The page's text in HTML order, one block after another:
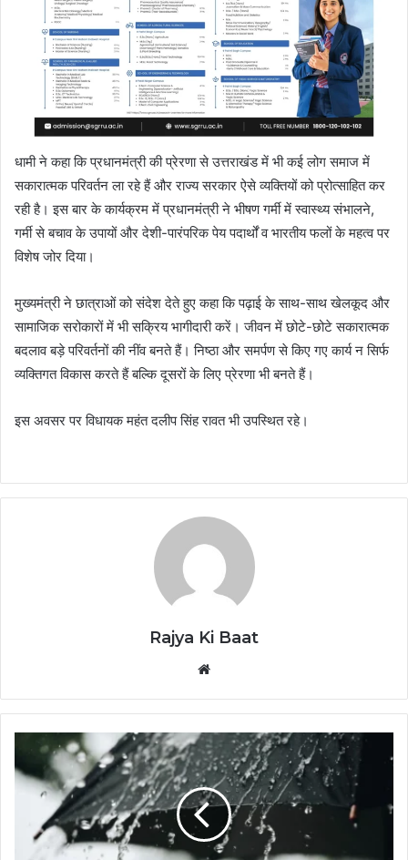
धामी ने कहा कि प्रधानमंत्री की प्रेरणा से उत्तराखंड में भी कई लोग समाज में
सकारात्मक परिवर्तन ला रहे हैं और राज्य सरकार ऐसे व्यक्तियों को प्रोत्साहित कर
रही है। इस बार के कार्यक्रम में प्रधानमंत्री ने भीषण गर्मी में स्वास्थ्य संभालने,
गर्मी से बचाव के उपायों और देशी-पारंपरिक पेय पदार्थों व भारतीय फलों के महत्व पर
विशेष जोर दिया।
मुख्यमंत्री ने छात्राओं को संदेश देते हुए कहा कि पढ़ाई के साथ-साथ खेलकूद और
सामाजिक सरोकारों में भी सक्रिय भागीदारी करें। जीवन में छोटे-छोटे सकारात्मक
बदलाव बड़े परिवर्तनों की नींव बनते हैं। निष्ठा और समर्पण से किए गए कार्य न सिर्फ
व्यक्तिगत विकास करते हैं बल्कि दूसरों के लिए प्रेरणा भी बनते हैं।
इस अवसर पर विधायक महंत दलीप सिंह रावत भी उपस्थित रहे।
Rajya Ki Baat